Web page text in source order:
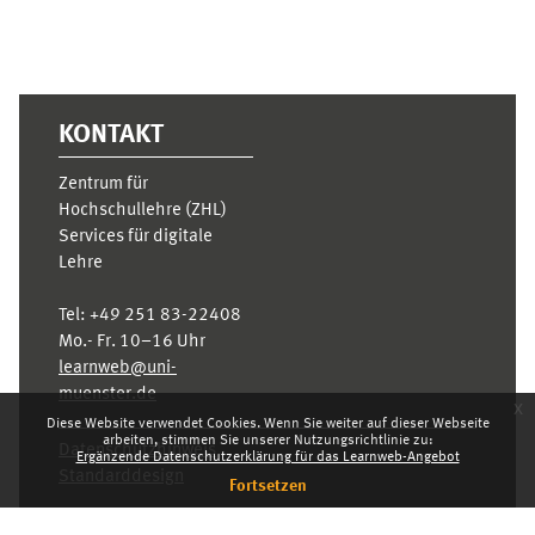
Diese Website verwendet Cookies. Wenn Sie weiter auf dieser Webseite
arbeiten, stimmen Sie unserer Nutzungsrichtlinie zu:
Ergänzende Datenschutzerklärung für das Learnweb-Angebot
Fortsetzen
x
KONTAKT
Zentrum für
Hochschullehre (ZHL)
Services für digitale
Lehre
Tel: +49 251 83-22408
Mo.- Fr. 10–16 Uhr
learnweb@uni-
muenster.de
Datenschutzhinweis